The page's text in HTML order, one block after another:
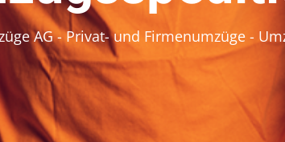
AG - Privat- und Firmenumzüge -